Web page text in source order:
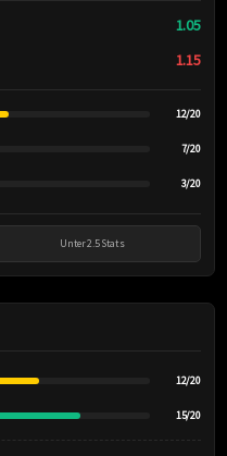
1.05
1.15
12/20
7/20
3/20
Unter 2.5 Stats
12/20
15/20